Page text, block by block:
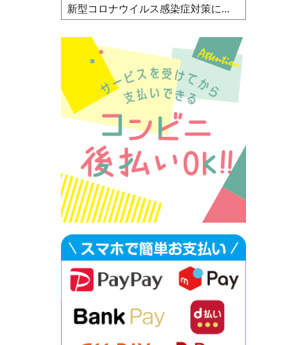
新型コロナウイルス感染症対策に...